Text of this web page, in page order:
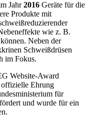
Jahr2016 Geräte für die
Produkte mit
wie z. B.
Neben der
Schweißdrüsen
im Fokus.
Website-Award
offizielle Ehrung
für
und wurde für ein